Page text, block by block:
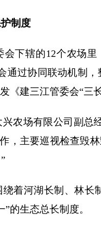
制度
会下辖的12个农场
通过协同联动机制
《建三江管委会“三
农场有限公司副总
，主要巡视检查毁
着河湖长制、林长
的生态总长制度。